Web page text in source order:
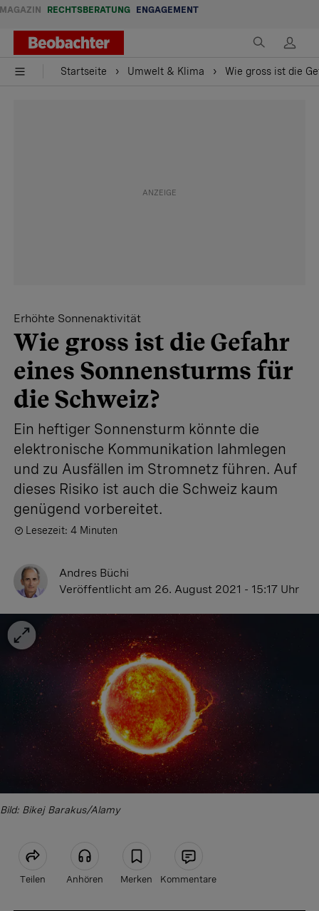
MAGAZIN RECHTSBERATUNG ENGAGEMENT
Startseite Umwelt & Klima Wie gross ist die
Erhöhte Sonnenaktivität
Wie gross ist die Gefahr
eines Sonnensturms für
die Schweiz?
Ein heftiger Sonnensturm könnte die
elektronische Kommunikation lahmlegen
und zu Ausfällen im Stromnetz führen. Auf
dieses Risiko ist auch die Schweiz kaum
genügend vorbereitet.
Lesezeit: 4 Minuten
Andres Büchi
Veröffentlicht am 26. August 2021 - 15:17 Uhr
Bild: Bikej Barakus/Alamy
Teilen Anhören Merken Kommentare